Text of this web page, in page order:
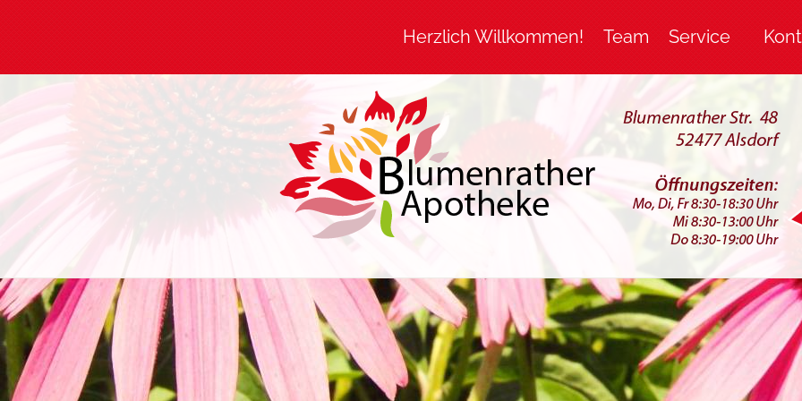
Herzlich Willkommen! Team Service